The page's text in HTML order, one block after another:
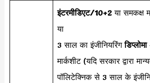
इंटरमीडिएट/10+2या समकक्ष
या
3 साल का इंजीनियरिंगडिप्लोमा
मार्कशीट (यदि सरकार द्वारा
पॉलिटेक्निक से 3 साल के